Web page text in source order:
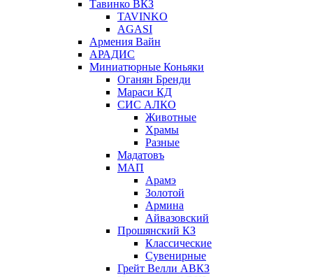
Тавинко ВКЗ
TAVINKO
AGASI
Армения Вайн
АРАДИС
Миниатюрные Коньяки
Оганян Бренди
Мараси КД
СИС АЛКО
Животные
Храмы
Разные
Мадатовъ
МАП
Арамэ
Золотой
Армина
Айвазовский
Прошянский КЗ
Классические
Сувенирные
Грейт Велли АВКЗ